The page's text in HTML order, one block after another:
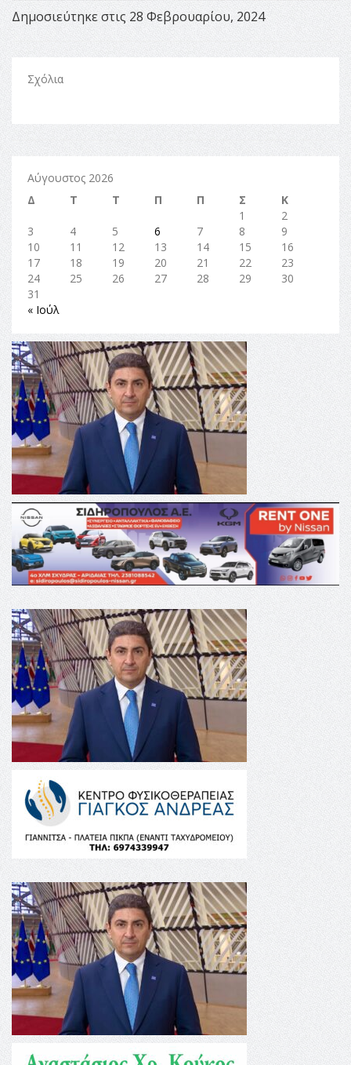
Δημοσιεύτηκε στις 28 Φεβρουαρίου, 2024
Σχόλια
Αύγουστος 2026
Δ
Τ Τ Π Π Σ
Κ
1
2
3
4 5 6 7 8
9
10
11 12 13 14 15
16
17
18 19 20 21 22
23
24
25 26 27 28 29
30
31
« Ιούλ